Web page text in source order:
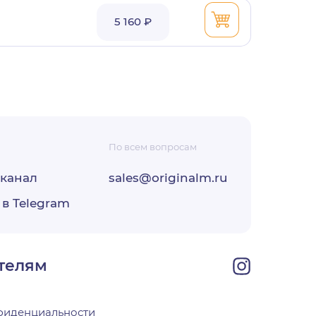
5 160 ₽
Telegram
По всем вопросам
sales@originalm.ru